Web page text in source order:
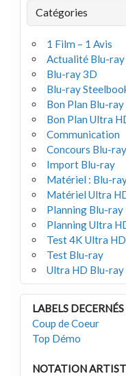
Catégories
1 Film – 1 Avis
Actualité Blu-ray
Blu-ray 3D
Blu-ray
Bon Plan Blu-ray
Bon Plan Ultra
Communication
Concours Blu-ray
Import Blu-ray
Matériel : Blu-
Matériel Ultra
Planning Blu-ray
Planning Ultra
Test 4K Ultra
Test Blu-ray
Ultra HD Blu-ray
LABELS DECERNÉS
Coup de Coeur
Top Démo
NOTATION